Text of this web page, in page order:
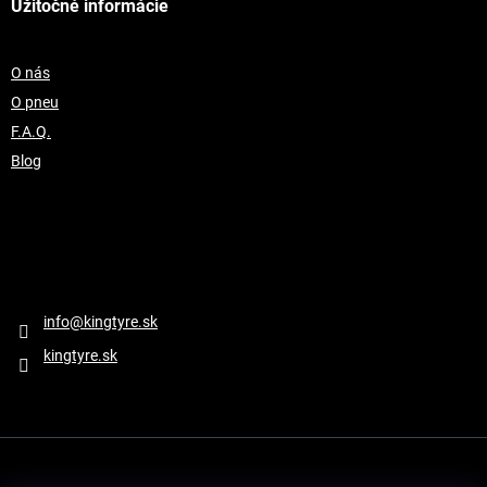
Užitočné informácie
O nás
O pneu
F.A.Q.
Blog
info@kingtyre.sk
kingtyre.sk